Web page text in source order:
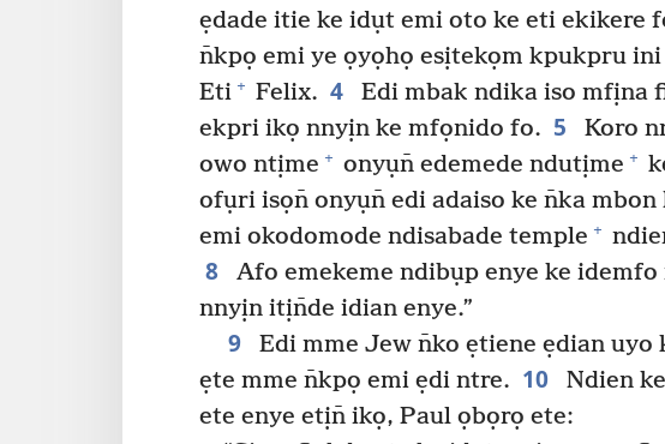
ẹdade itie ke idụt emi oto ke eti ekikere
n̄kpọ emi ye ọyọhọ esịtekọm kpukpru
Eti + Felix. 4
Edi mbak ndika iso mfịna
ekpri ikọ nnyịn ke mfọnido fo. 5
Koro
owo ntịme + onyụn̄ edemede ndutịme +
ofụri isọn̄ onyụn̄ edi adaiso ke n̄ka mbon
emi okodomode ndisabade temple +
8
Afo emekeme ndibụp enye ke
nnyịn itịn̄de idian enye.”
9
Edi mme Jew n̄ko ẹtiene ẹdian
ẹte mme n̄kpọ emi ẹdi ntre. 10
Ndien
ete enye etịn̄ ikọ, Paul ọbọrọ ete: